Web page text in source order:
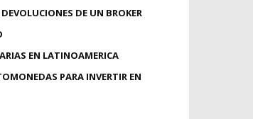
DE UN BROKER
EN LATINOAMERICA
PARA INVERTIR EN